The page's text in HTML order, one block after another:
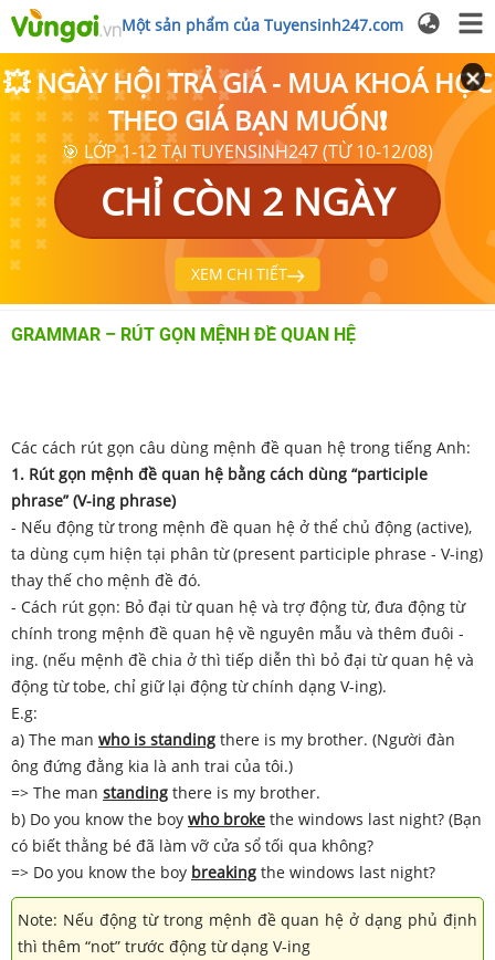
Một sản phẩm của Tuyensinh247.com
💥 NGÀY HỘI TRẢ GIÁ - MUA KHOÁ HỌC
THEO GIÁ BẠN MUỐN❗
🎯 LỚP 1-12 TẠI TUYENSINH247 (TỪ 10-12/08)
CHỈ CÒN 2 NGÀY
XEM CHI TIẾT
GRAMMAR – RÚT GỌN MỆNH ĐỀ QUAN HỆ
Các cách rút gọn câu dùng mệnh đề quan hệ trong tiếng Anh:
1. Rút gọn mệnh đề quan hệ bằng cách dùng “participle
phrase” (V-ing phrase)
- Nếu động từ trong mệnh đề quan hệ ở thể chủ động (active),
ta dùng cụm hiện tại phân từ (present participle phrase - V-ing)
thay thế cho mệnh đề đó.
- Cách rút gọn: Bỏ đại từ quan hệ và trợ động từ, đưa động từ
chính trong mệnh đề quan hệ về nguyên mẫu và thêm đuôi -
ing. (nếu mệnh đề chia ở thì tiếp diễn thì bỏ đại từ quan hệ và
động từ tobe, chỉ giữ lại động từ chính dạng V-ing).
E.g:
a) The man who is standing there is my brother. (Người đàn
ông đứng đằng kia là anh trai của tôi.)
=> The man standing there is my brother.
b) Do you know the boy who broke the windows last night? (Bạn
có biết thằng bé đã làm vỡ cửa sổ tối qua không?
=> Do you know the boy breaking the windows last night?
Note: Nếu động từ trong mệnh đề quan hệ ở dạng phủ định
thì thêm “not” trước động từ dạng V-ing